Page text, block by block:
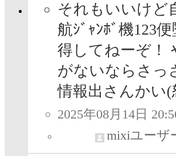
それもいいけど
航ｼﾞｬﾝﾎﾞ機123
得してねーぞ！
がないならさっ
情報出さんかい(
2025年08月14日
mixiユーザ